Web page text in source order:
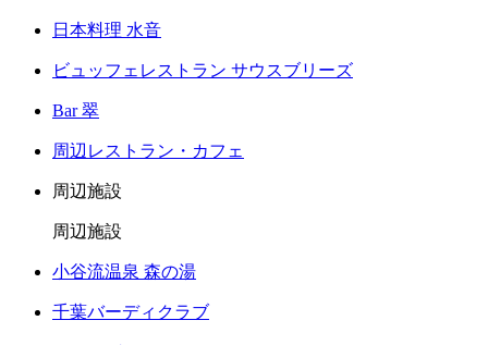
日本料理 水音
ビュッフェレストラン サウスブリーズ
Bar 翠
周辺レストラン・カフェ
周辺施設
周辺施設
小谷流温泉 森の湯
千葉バーディクラブ